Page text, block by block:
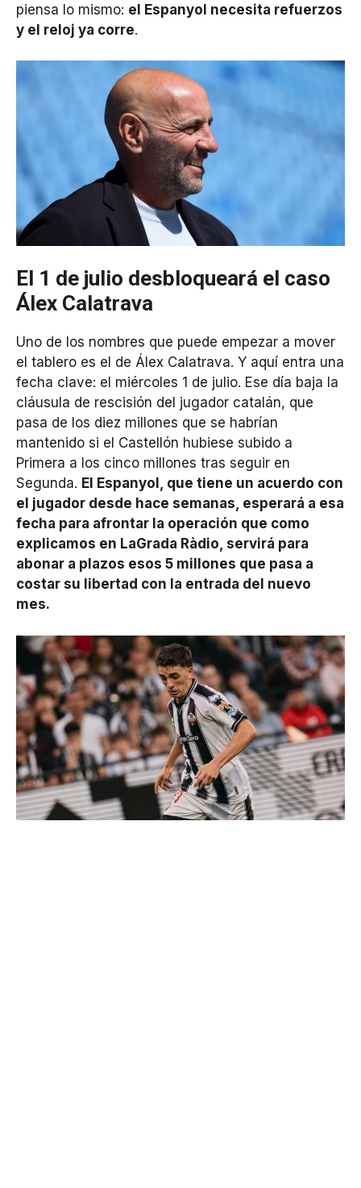
piensa lo mismo: el Espanyol necesita refuerzos
y el reloj ya corre.
El 1 de julio desbloqueará el caso
Álex Calatrava
Uno de los nombres que puede empezar a mover
el tablero es el de Álex Calatrava. Y aquí entra una
fecha clave: el miércoles 1 de julio. Ese día baja la
cláusula de rescisión del jugador catalán, que
pasa de los diez millones que se habrían
mantenido si el Castellón hubiese subido a
Primera a los cinco millones tras seguir en
Segunda. El Espanyol, que tiene un acuerdo con
el jugador desde hace semanas, esperará a esa
fecha para afrontar la operación que como
explicamos en LaGrada Ràdio, servirá para
abonar a plazos esos 5 millones que pasa a
costar su libertad con la entrada del nuevo
mes.